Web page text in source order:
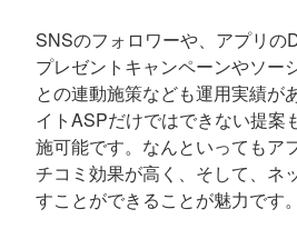
SNSのフォロワーや、アプリの
プレゼントキャンペーンやソー
との連動施策なども運用実績が
イトASPだけではできない提案
施可能です。なんといってもア
チコミ効果が高く、そして、ネ
すことができることが魅力です。